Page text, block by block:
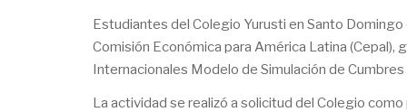
Estudiantes del Colegio Yurusti en Santo
Comisión Económica para América Latina (Cepal),
Internacionales Modelo de Simulación de
La actividad se realizó a solicitud del Colegio